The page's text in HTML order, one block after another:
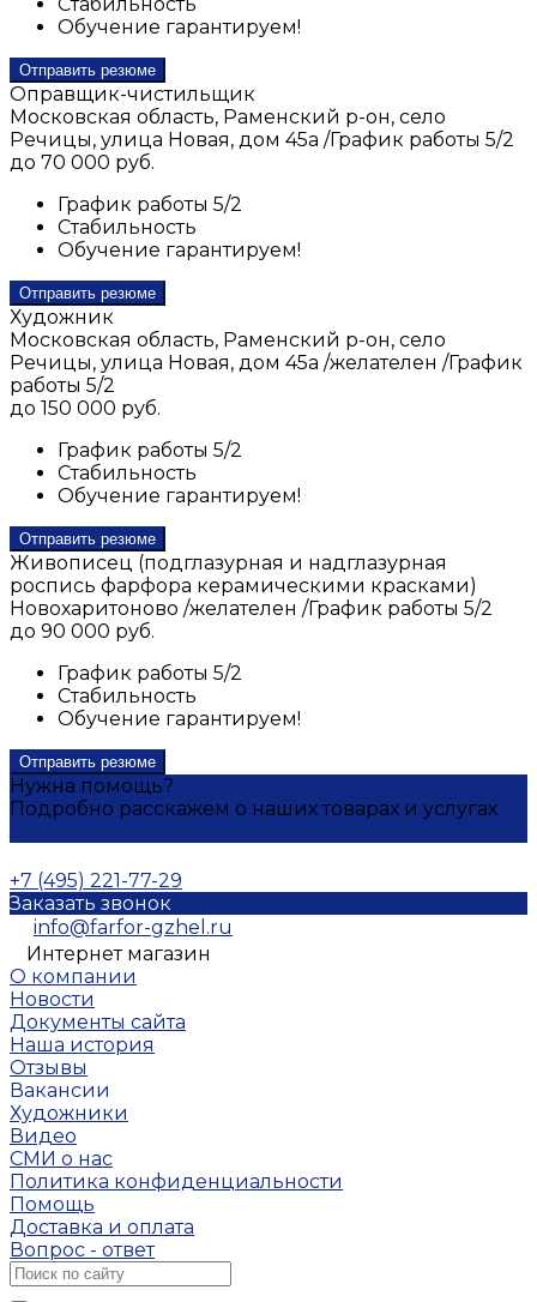
Обучение гарантируем!
Отправить резюме
Оправщик-чистильщик
Московская область, Раменский р-он, село
Речицы, улица Новая, дом 45а /График работы 5/2
до 70 000 руб.
График работы 5/2
Стабильность
Обучение гарантируем!
Отправить резюме
Художник
Московская область, Раменский р-он, село
Речицы, улица Новая, дом 45а /желателен /График
работы 5/2
до 150 000 руб.
График работы 5/2
Стабильность
Обучение гарантируем!
Отправить резюме
Живописец (подглазурная и надглазурная
роспись фарфора керамическими красками)
Новохаритоново /желателен /График работы 5/2
до 90 000 руб.
График работы 5/2
Стабильность
Обучение гарантируем!
Отправить резюме
Нужна помощь?
Подробно расскажем о наших товарах и услугах
+7 (495) 221-77-29
Заказать звонок
info@farfor-gzhel.ru
Интернет магазин
О компании
Новости
Документы сайта
Наша история
Отзывы
Вакансии
Художники
Видео
СМИ о нас
Политика конфиденциальности
Помощь
Доставка и оплата
Вопрос - ответ